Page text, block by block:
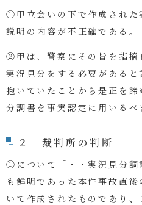
①甲立会いの下で作成された
説明の内容が不正確である。
②甲は、警察にその旨を指摘
実況見分をする必要がある
抱いていたことから是正を
分調書を事実認定に用いるべ
２ 裁判所の判断
①について「・・実況見分調
も鮮明であった本件事故直
いて作成されたものであり